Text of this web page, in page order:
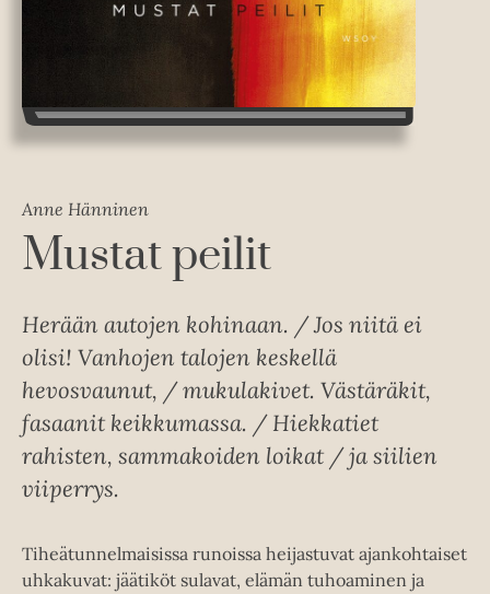
Anne Hänninen
Mustat peilit
Herään autojen kohinaan. / Jos niitä ei
olisi! Vanhojen talojen keskellä
hevosvaunut, / mukulakivet. Västäräkit,
fasaanit keikkumassa. / Hiekkatiet
rahisten, sammakoiden loikat / ja siilien
viiperrys.
Tiheätunnelmaisissa runoissa heijastuvat ajankohtaiset
uhkakuvat: jäätiköt sulavat, elämän tuhoaminen ja